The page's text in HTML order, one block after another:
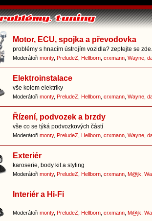
Motor, ECU, spojka a převodovka
problémy s hnacím ústrojím vozidla? zeptejte se
Moderátoři monty, PreludeZ Hellborn crxmann Wayne
Elektroinstalace
vše kolem elektriky
Moderátoři monty, PreludeZ Hellborn crxmann Wayne
Řízení, podvozek a brzdy
vše co se týká podvozkových částí
Moderátoři monty, PreludeZ Hellborn crxmann Wayne
Exteriér
karoserie, body kit a styling
Moderátoři monty, PreludeZ Hellborn crxmann M@jk
Interiér a Hi-Fi
Moderátoři monty, PreludeZ Hellborn crxmann M@jk